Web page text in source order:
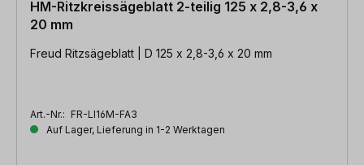
HM-Ritzkreissägeblatt 2-teilig 125 x 2,8-3,6 x
20 mm
Freud Ritzsägeblatt | D 125 x 2,8-3,6 x 20 mm
Art.-Nr.: FR-LI16M-FA3
Auf Lager, Lieferung in 1-2 Werktagen